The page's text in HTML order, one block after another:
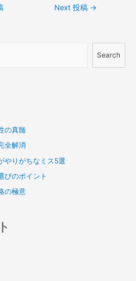
Next 投稿 →
Search
の真髄
全解消
やりがちなミス5選
びのポイント
の極意